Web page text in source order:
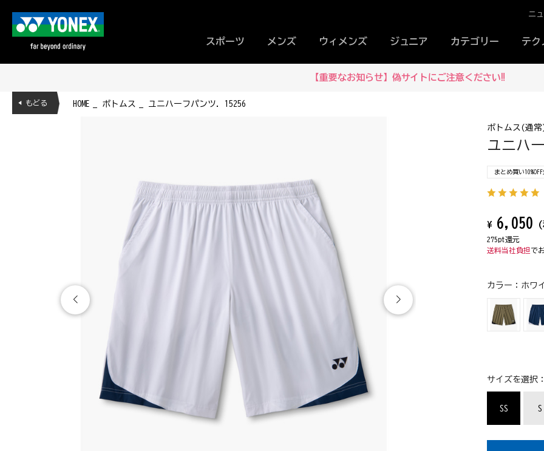
スポーツ メンズ ウィメンズ ジュニア カテゴリー テク
ニ
メルマガ登録でお得な情報をいち
HOME ボトムス ユニハーフパンツ. 15256
◀ もどる
ボトムス(通
ユニハ
まとめ買い
¥ 6,050 (
275pt還元
送料当社負担 で
カラー： ホワ
サイズを選択
SS S